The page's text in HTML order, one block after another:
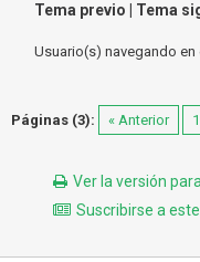
Tema previo
Tema
Usuario(s) navegando
Páginas (3): « Anterior 1
Ver la versión
Suscribirse a